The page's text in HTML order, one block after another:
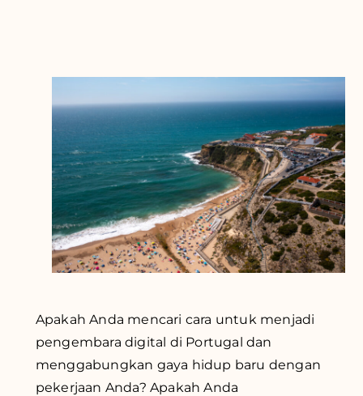
Apakah Anda mencari cara untuk menjadi
pengembara digital di Portugal dan
menggabungkan gaya hidup baru dengan
pekerjaan Anda? Apakah Anda